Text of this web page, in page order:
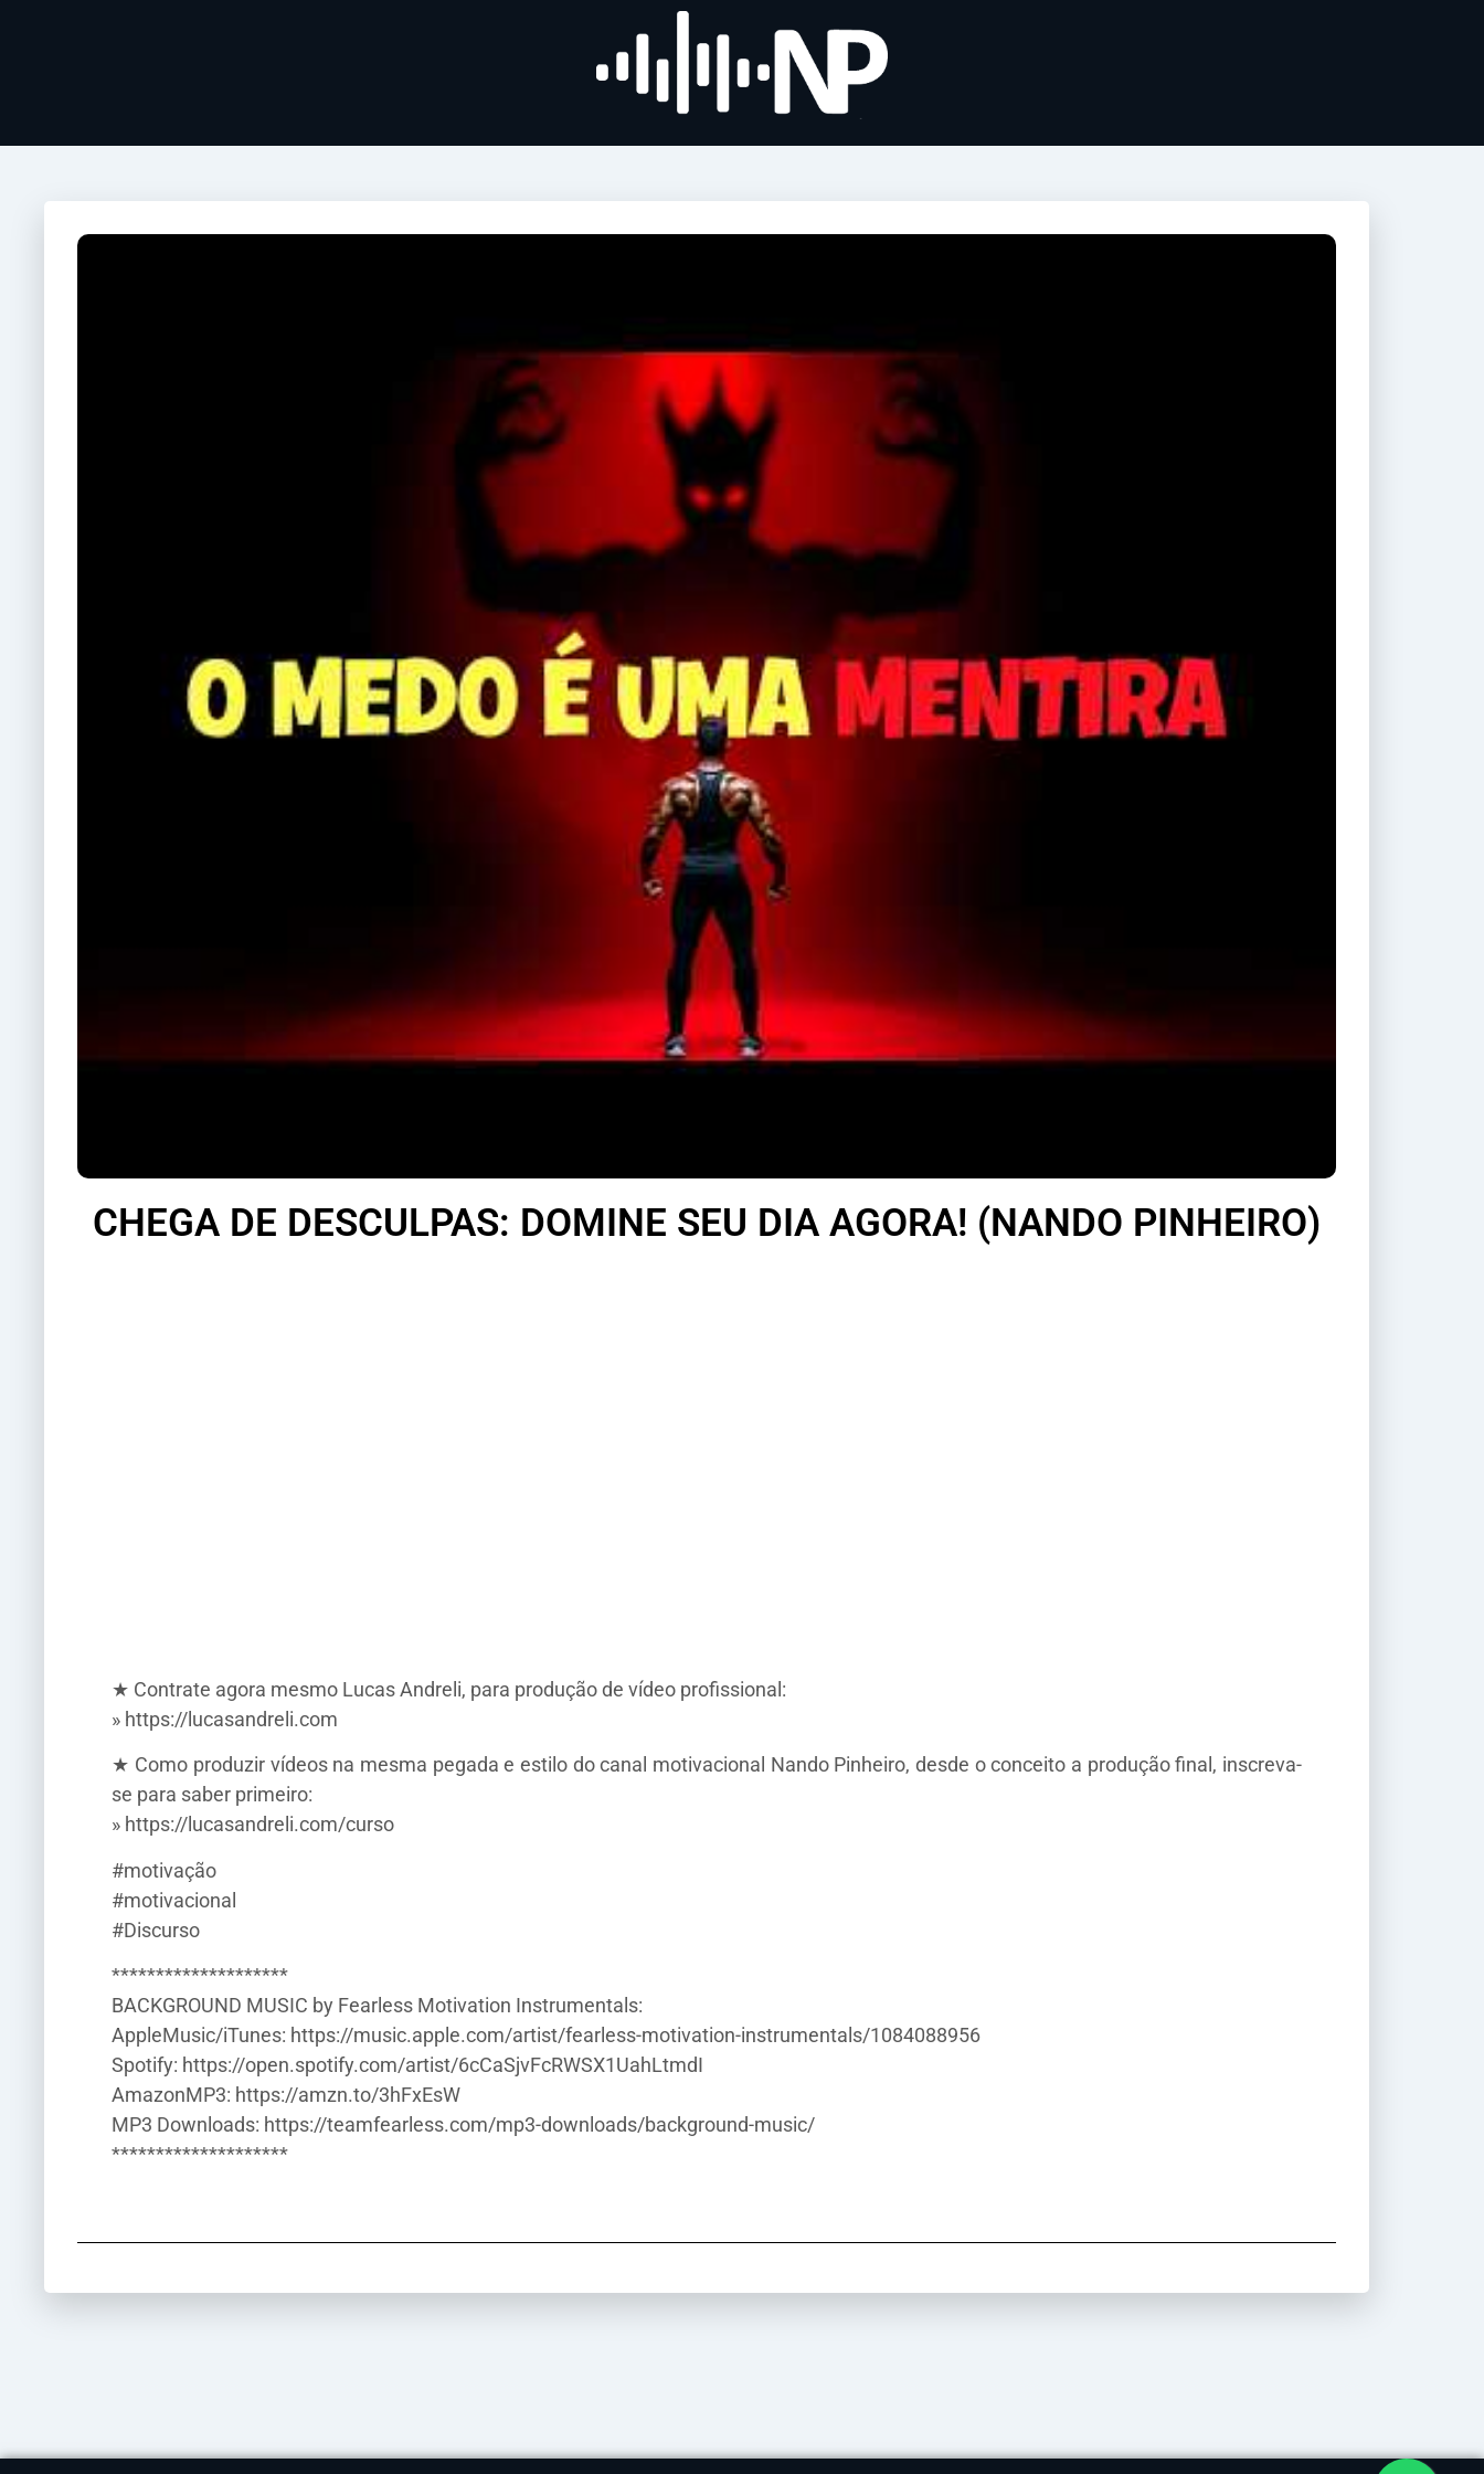
CHEGA DE DESCULPAS: DOMINE SEU DIA AGORA! (NANDO PINHEIRO)
★ Contrate agora mesmo Lucas Andreli, para produção de vídeo profissional:
» https://lucasandreli.com
★ Como produzir vídeos na mesma pegada e estilo do canal motivacional Nando Pinheiro, desde o conceito a produção final, inscreva-
se para saber primeiro:
» https://lucasandreli.com/curso
#motivação
#motivacional
#Discurso
********************
BACKGROUND MUSIC by Fearless Motivation Instrumentals:
AppleMusic/iTunes: https://music.apple.com/artist/fearless-motivation-instrumentals/1084088956
Spotify: https://open.spotify.com/artist/6cCaSjvFcRWSX1UahLtmdI
AmazonMP3: https://amzn.to/3hFxEsW
MP3 Downloads: https://teamfearless.com/mp3-downloads/background-music/
********************